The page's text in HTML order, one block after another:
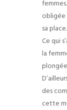
obligée
sa place.
Ce qui
la
des
cette